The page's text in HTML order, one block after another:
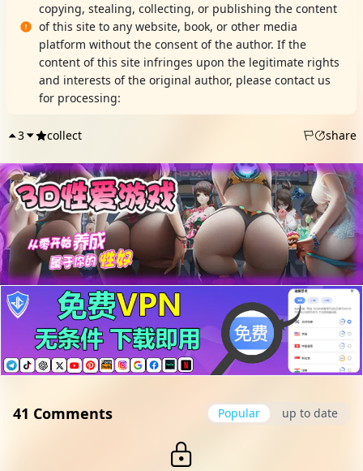
copying, stealing, collecting, or publishing the content
of this site to any website, book, or other media
platform without the consent of the author. If the
content of this site infringes upon the legitimate rights
and interests of the original author, please contact us
for processing:
3 collect share
41 Comments Popular up to date